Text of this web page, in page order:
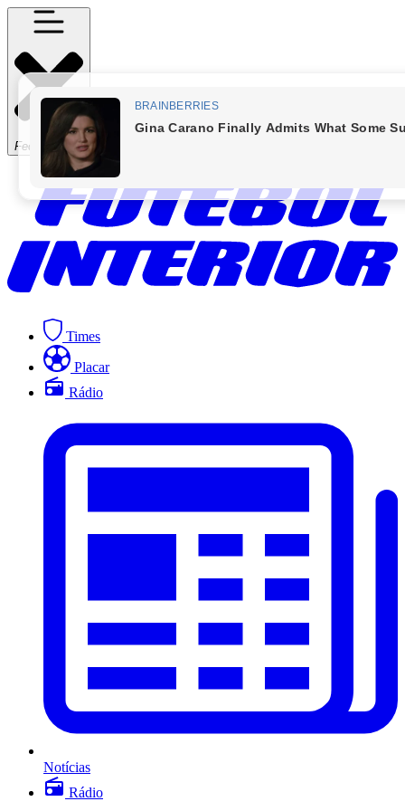
Fechar Menu
Times
Placar
Rádio
Notícias
Rádio